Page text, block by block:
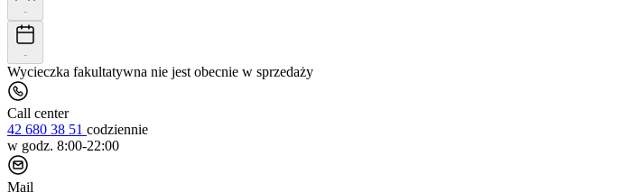
-
-
Wycieczka fakultatywna nie jest obecnie w sprzedaży
Call center
42 680 38 51 codziennie
w godz. 8:00-22:00
Mail